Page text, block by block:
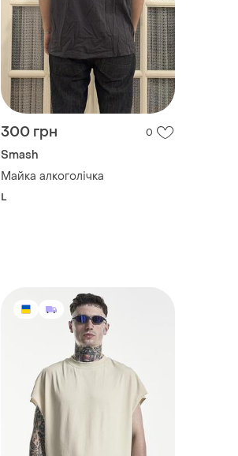
300 грн 0
Smash
Майка алкоголічка
L